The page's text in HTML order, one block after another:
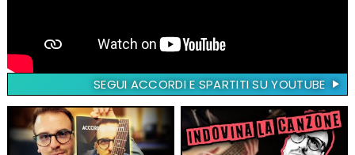
SEGUI ACCORDI E SPARTITI SU YOUTUBE